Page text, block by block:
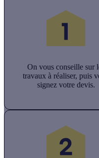
On vous conseille sur
travaux à réaliser, puis
signez votre devis.